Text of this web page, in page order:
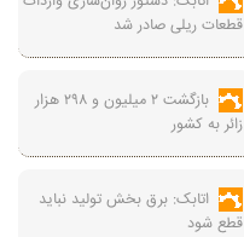
قطعات ریلی صادر شد
بازگشت ۲ میلیون و ۲۹۸ هزار
زائر به کشور
اتابک: برق بخش تولید نباید
قطع شود